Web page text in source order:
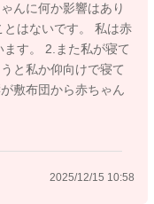
んに何か影響はあり
とはないです。 私は赤
す。 2.また私が寝て
と私か仰向けで寝て
敷布団から赤ちゃん
2025/12/15 10:58